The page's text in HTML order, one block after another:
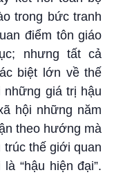
trong bức tranh
điểm tôn giáo
nhưng tất cả
biệt lớn về thế
giá trị hậu
hội những năm
theo hướng mà
thế giới quan
“hậu hiện đại”.